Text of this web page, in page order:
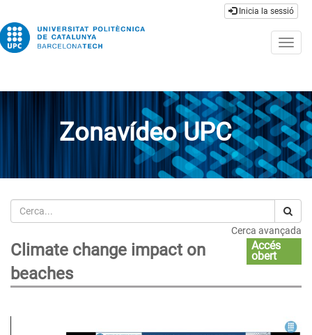
Inicia la sessió
Zonavídeo UPC
Cerca
Cerca avançada
Climate change impact on
beaches
Accés
obert